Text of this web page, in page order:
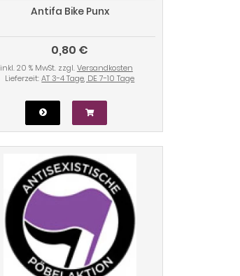
Antifa Bike Punx
0,80 €
inkl. 20 % MwSt. zzgl.Versandkosten
Lieferzeit:AT 3-4 Tage, DE 7-10 Tage